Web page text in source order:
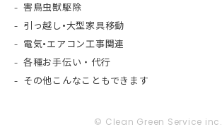
害鳥虫獣駆除
引っ越し•大型家具移動
電気•エアコン工事関連
各種お手伝い・代行
その他こんなこともできます
© Clean Green Service inc.